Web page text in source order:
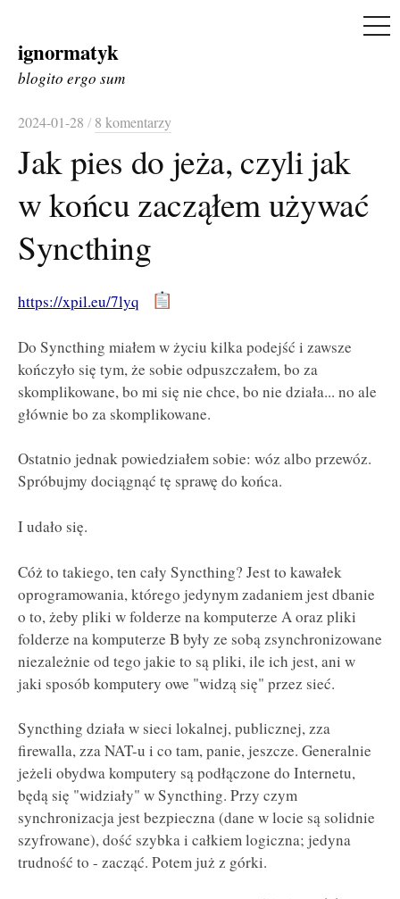
Skip
to
ignormatyk
blogito ergo sum
2024-01-28 / 8 komentarzy
Jak pies do jeża, czyli jak
w końcu zacząłem używać
Syncthing
https://xpil.eu/7lyq
Do Syncthing miałem w życiu kilka podejść i zawsze
kończyło się tym, że sobie odpuszczałem, bo za
skomplikowane, bo mi się nie chce, bo nie działa... no ale
głównie bo za skomplikowane.
Ostatnio jednak powiedziałem sobie: wóz albo przewóz.
Spróbujmy dociągnąć tę sprawę do końca.
I udało się.
Cóż to takiego, ten cały Syncthing? Jest to kawałek
oprogramowania, którego jedynym zadaniem jest dbanie
o to, żeby pliki w folderze na komputerze A oraz pliki
folderze na komputerze B były ze sobą zsynchronizowane
niezależnie od tego jakie to są pliki, ile ich jest, ani w
jaki sposób komputery owe "widzą się" przez sieć.
Syncthing działa w sieci lokalnej, publicznej, zza
firewalla, zza NAT-u i co tam, panie, jeszcze. Generalnie
jeżeli obydwa komputery są podłączone do Internetu,
będą się "widziały" w Syncthing. Przy czym
synchronizacja jest bezpieczna (dane w locie są solidnie
szyfrowane), dość szybka i całkiem logiczna; jedyna
trudność to - zacząć. Potem już z górki.